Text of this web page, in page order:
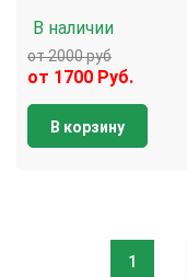
В наличии
от 2000 руб
от 1700 Руб.
В корзину
1